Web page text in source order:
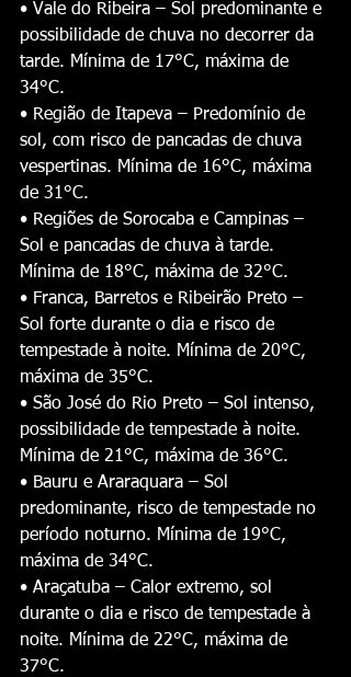
• Vale do Ribeira – Sol predominante e
possibilidade de chuva no decorrer da
tarde. Mínima de 17°C, máxima de
34°C.
• Região de Itapeva – Predomínio de
sol, com risco de pancadas de chuva
vespertinas. Mínima de 16°C, máxima
de 31°C.
• Regiões de Sorocaba e Campinas –
Sol e pancadas de chuva à tarde.
Mínima de 18°C, máxima de 32°C.
• Franca, Barretos e Ribeirão Preto –
Sol forte durante o dia e risco de
tempestade à noite. Mínima de 20°C,
máxima de 35°C.
• São José do Rio Preto – Sol intenso,
possibilidade de tempestade à noite.
Mínima de 21°C, máxima de 36°C.
• Bauru e Araraquara – Sol
predominante, risco de tempestade no
período noturno. Mínima de 19°C,
máxima de 34°C.
• Araçatuba – Calor extremo, sol
durante o dia e risco de tempestade à
noite. Mínima de 22°C, máxima de
37°C.